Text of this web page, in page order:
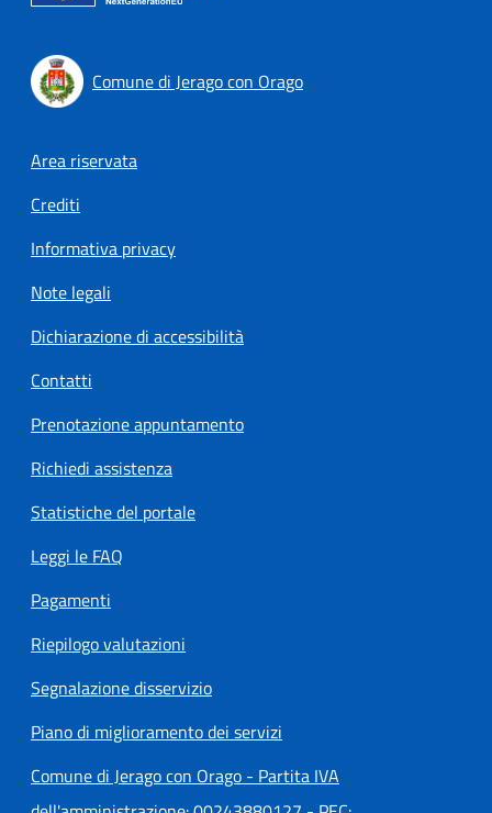
Comune di Jerago con Orago
Footer menu
Area riservata
Crediti
Informativa privacy
Note legali
Dichiarazione di accessibilità
Contatti
Prenotazione appuntamento
Richiedi assistenza
Statistiche del portale
Leggi le FAQ
Pagamenti
Riepilogo valutazioni
Segnalazione disservizio
Piano di miglioramento dei servizi
Comune di Jerago con Orago - Partita IVA